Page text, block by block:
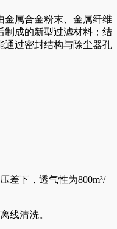
金属合金粉末、金属纤维
制成的新型过滤材料；结
通过密封结构与除尘器孔
差下，透气性为800m³/
线清洗。